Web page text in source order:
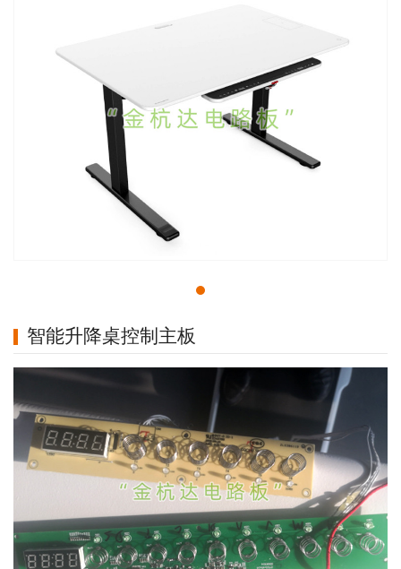
智能升降桌控制主板